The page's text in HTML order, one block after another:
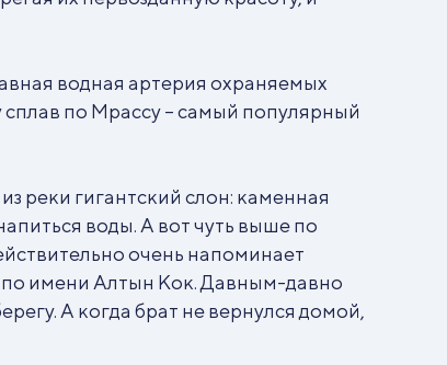
водная артерия охраняемых
по Мрассу – самый популярный
реки гигантский слон: каменная
воды. А вот чуть выше по
очень напоминает
по имени Алтын Кок. Давным-давно
А когда брат не вернулся домой,